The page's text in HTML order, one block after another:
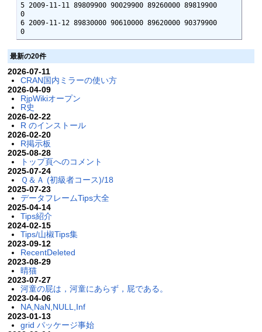
5 2009-11-11 89809900 90029900 89260000 89819900
0
6 2009-11-12 89830000 90610000 89620000 90379900
0
最新の20件
2026-07-11
CRAN国内ミラーの使い方
2026-04-09
RjpWikiオープン
R史
2026-02-22
R のインストール
2026-02-20
R掲示板
2025-08-28
トップ頁へのコメント
2025-07-24
Ｑ＆Ａ (初級者コース)/18
2025-07-23
データフレームTips大全
2025-04-14
Tips紹介
2024-02-15
Tips/山椒Tips集
2023-09-12
RecentDeleted
2023-08-29
晴猫
2023-07-27
河童の屁は，河童にあらず，屁である。
2023-04-06
NA,NaN,NULL,Inf
2023-01-13
grid パッケージ事始